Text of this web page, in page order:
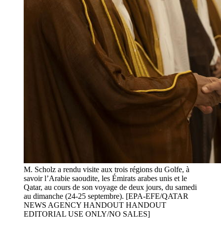
M. Scholz a rendu visite aux trois régions du Golfe, à
savoir l’Arabie saoudite, les Émirats arabes unis et le
Qatar, au cours de son voyage de deux jours, du samedi
au dimanche (24-25 septembre). [EPA-EFE/QATAR
NEWS AGENCY HANDOUT HANDOUT
EDITORIAL USE ONLY/NO SALES]